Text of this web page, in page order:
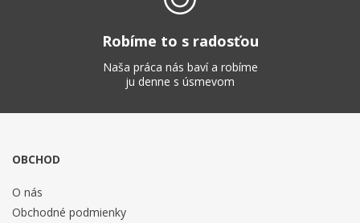
Robíme to s radosťou
Naša práca nás baví a robíme
ju denne s úsmevom
OBCHOD
O nás
Obchodné podmienky